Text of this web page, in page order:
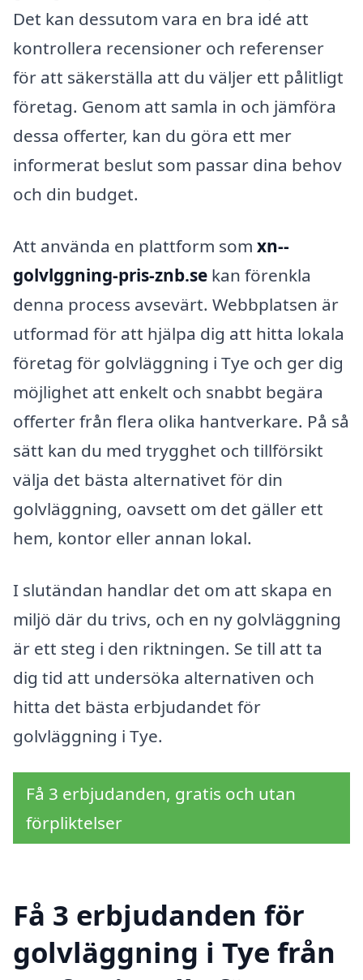
Det kan dessutom vara en bra idé att
kontrollera recensioner och referenser
för att säkerställa att du väljer ett pålitligt
företag. Genom att samla in och jämföra
dessa offerter, kan du göra ett mer
informerat beslut som passar dina behov
och din budget.
Att använda en plattform som xn--
golvlggning-pris-znb.se kan förenkla
denna process avsevärt. Webbplatsen är
utformad för att hjälpa dig att hitta lokala
företag för golvläggning i Tye och ger dig
möjlighet att enkelt och snabbt begära
offerter från flera olika hantverkare. På så
sätt kan du med trygghet och tillförsikt
välja det bästa alternativet för din
golvläggning, oavsett om det gäller ett
hem, kontor eller annan lokal.
I slutändan handlar det om att skapa en
miljö där du trivs, och en ny golvläggning
är ett steg i den riktningen. Se till att ta
dig tid att undersöka alternativen och
hitta det bästa erbjudandet för
golvläggning i Tye.
Få 3 erbjudanden, gratis och utan
förpliktelser
Få 3 erbjudanden för
golvläggning i Tye från